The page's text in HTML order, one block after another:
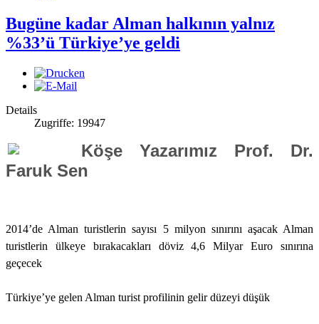
Bugüne kadar Alman halkının yalnız
%33’ü Türkiye’ye geldi
Details
Zugriffe: 19947
Köşe Yazarımız Prof. Dr.
Faruk Sen
2014’de Alman turistlerin sayısı 5 milyon sınırını aşacak Alman
turistlerin ülkeye bırakacakları döviz 4,6 Milyar Euro sınırına
geçecek
Türkiye’ye gelen Alman turist profilinin gelir düzeyi düşük